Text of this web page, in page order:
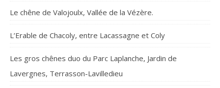
Le chêne de Valojoulx, Vallée de la Vézère.
L’Erable de Chacoly, entre Lacassagne et Coly
Les gros chênes duo du Parc Laplanche, Jardin de
Lavergnes, Terrasson-Lavilledieu